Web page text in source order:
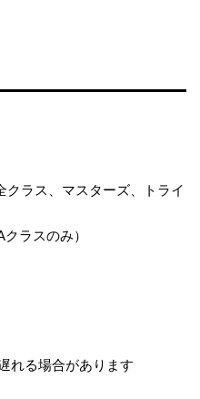
クラス、マスターズ、トライ
ラスのみ）
れる場合があります